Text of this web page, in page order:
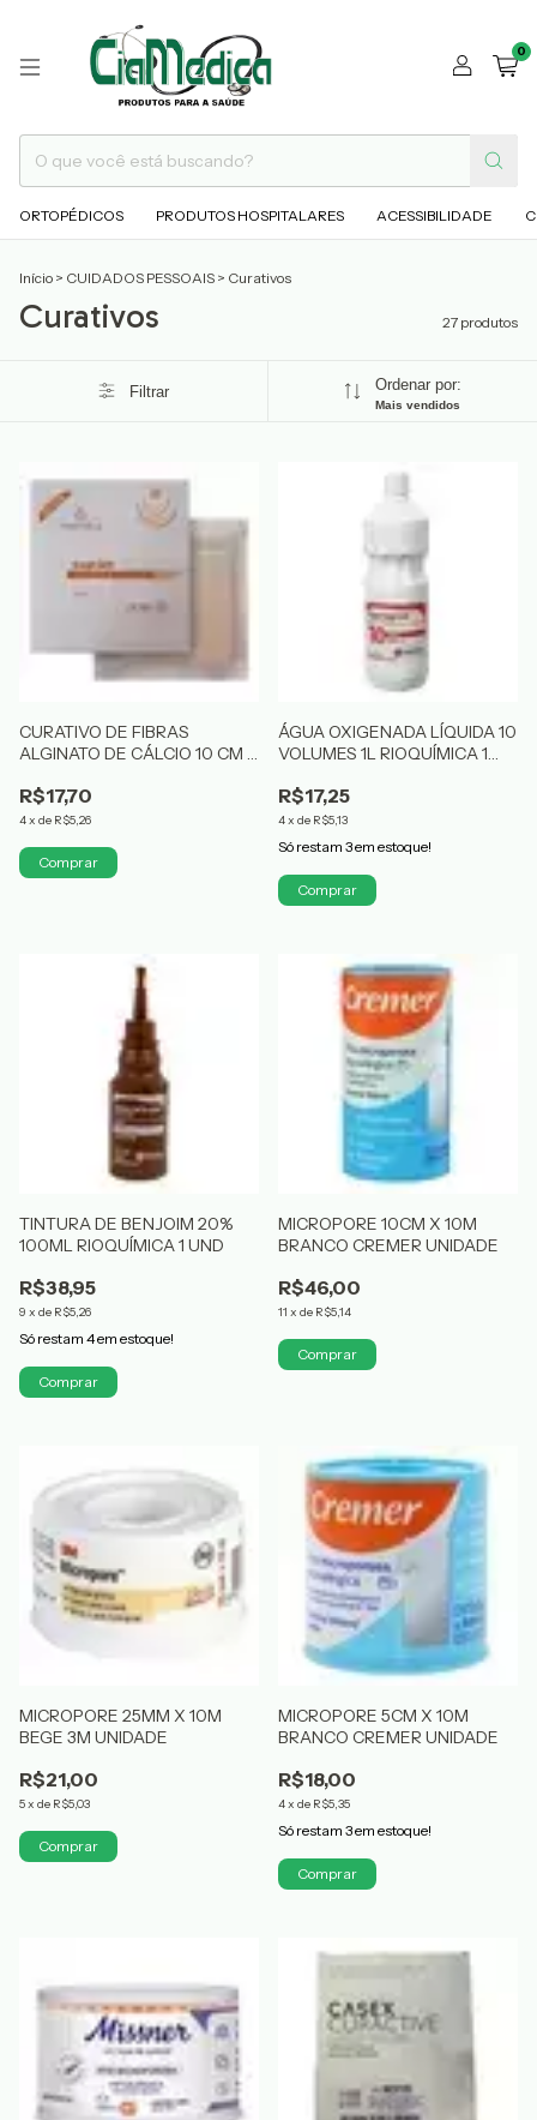
0
ORTOPÉDICOS PRODUTOS HOSPITALARES ACESSIBILIDADE
Início > CUIDADOS PESSOAIS > Curativos
Curativos 27 produtos
Filtrar Ordenar por:
Mais vendidos
CURATIVO DE FIBRAS
ALGINATO DE CÁLCIO 10 CM X
UNIDADE
R$17,70
4x de R$5,26
ÁGUA OXIGENADA LÍQUIDA 10
VOLUMES 1L RIOQUÍMICA 1
R$17,25
4x de R$5,13
Só restam 3em estoque!
TINTURA DE BENJOIM 20%
100ML RIOQUÍMICA 1 UND
R$38,95
9 x de R$5,26
Só restam 4em estoque!
MICROPORE 10CM X 10M
BRANCO CREMER UNIDADE
R$46,00
11 x de R$5,14
MICROPORE 25MM X 10M
BEGE 3M UNIDADE
R$21,00
5x de R$5,03
MICROPORE 5CM X 10M
BRANCO CREMER UNIDADE
R$18,00
4x de R$5,35
Só restam 3em estoque!